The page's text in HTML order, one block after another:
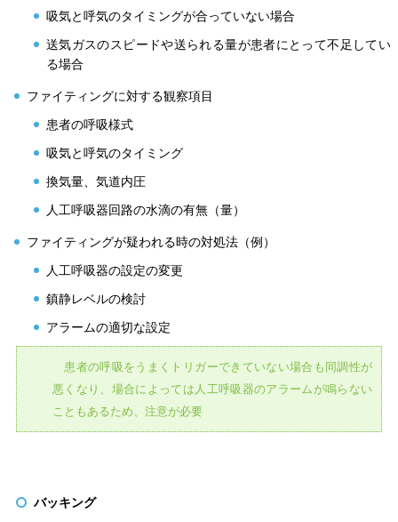
吸気と呼気のタイミングが合っていない場合
送気ガスのスピードや送られる量が患者にとって不足してい
る場合
ファイティングに対する観察項目
患者の呼吸様式
吸気と呼気のタイミング
換気量、気道内圧
人工呼吸器回路の水滴の有無（量）
ファイティングが疑われる時の対処法（例）
人工呼吸器の設定の変更
鎮静レベルの検討
アラームの適切な設定
患者の呼吸をうまくトリガーできていない場合も同調性が
悪くなり、場合によっては人工呼吸器のアラームが鳴らない
こともあるため、注意が必要
バッキング